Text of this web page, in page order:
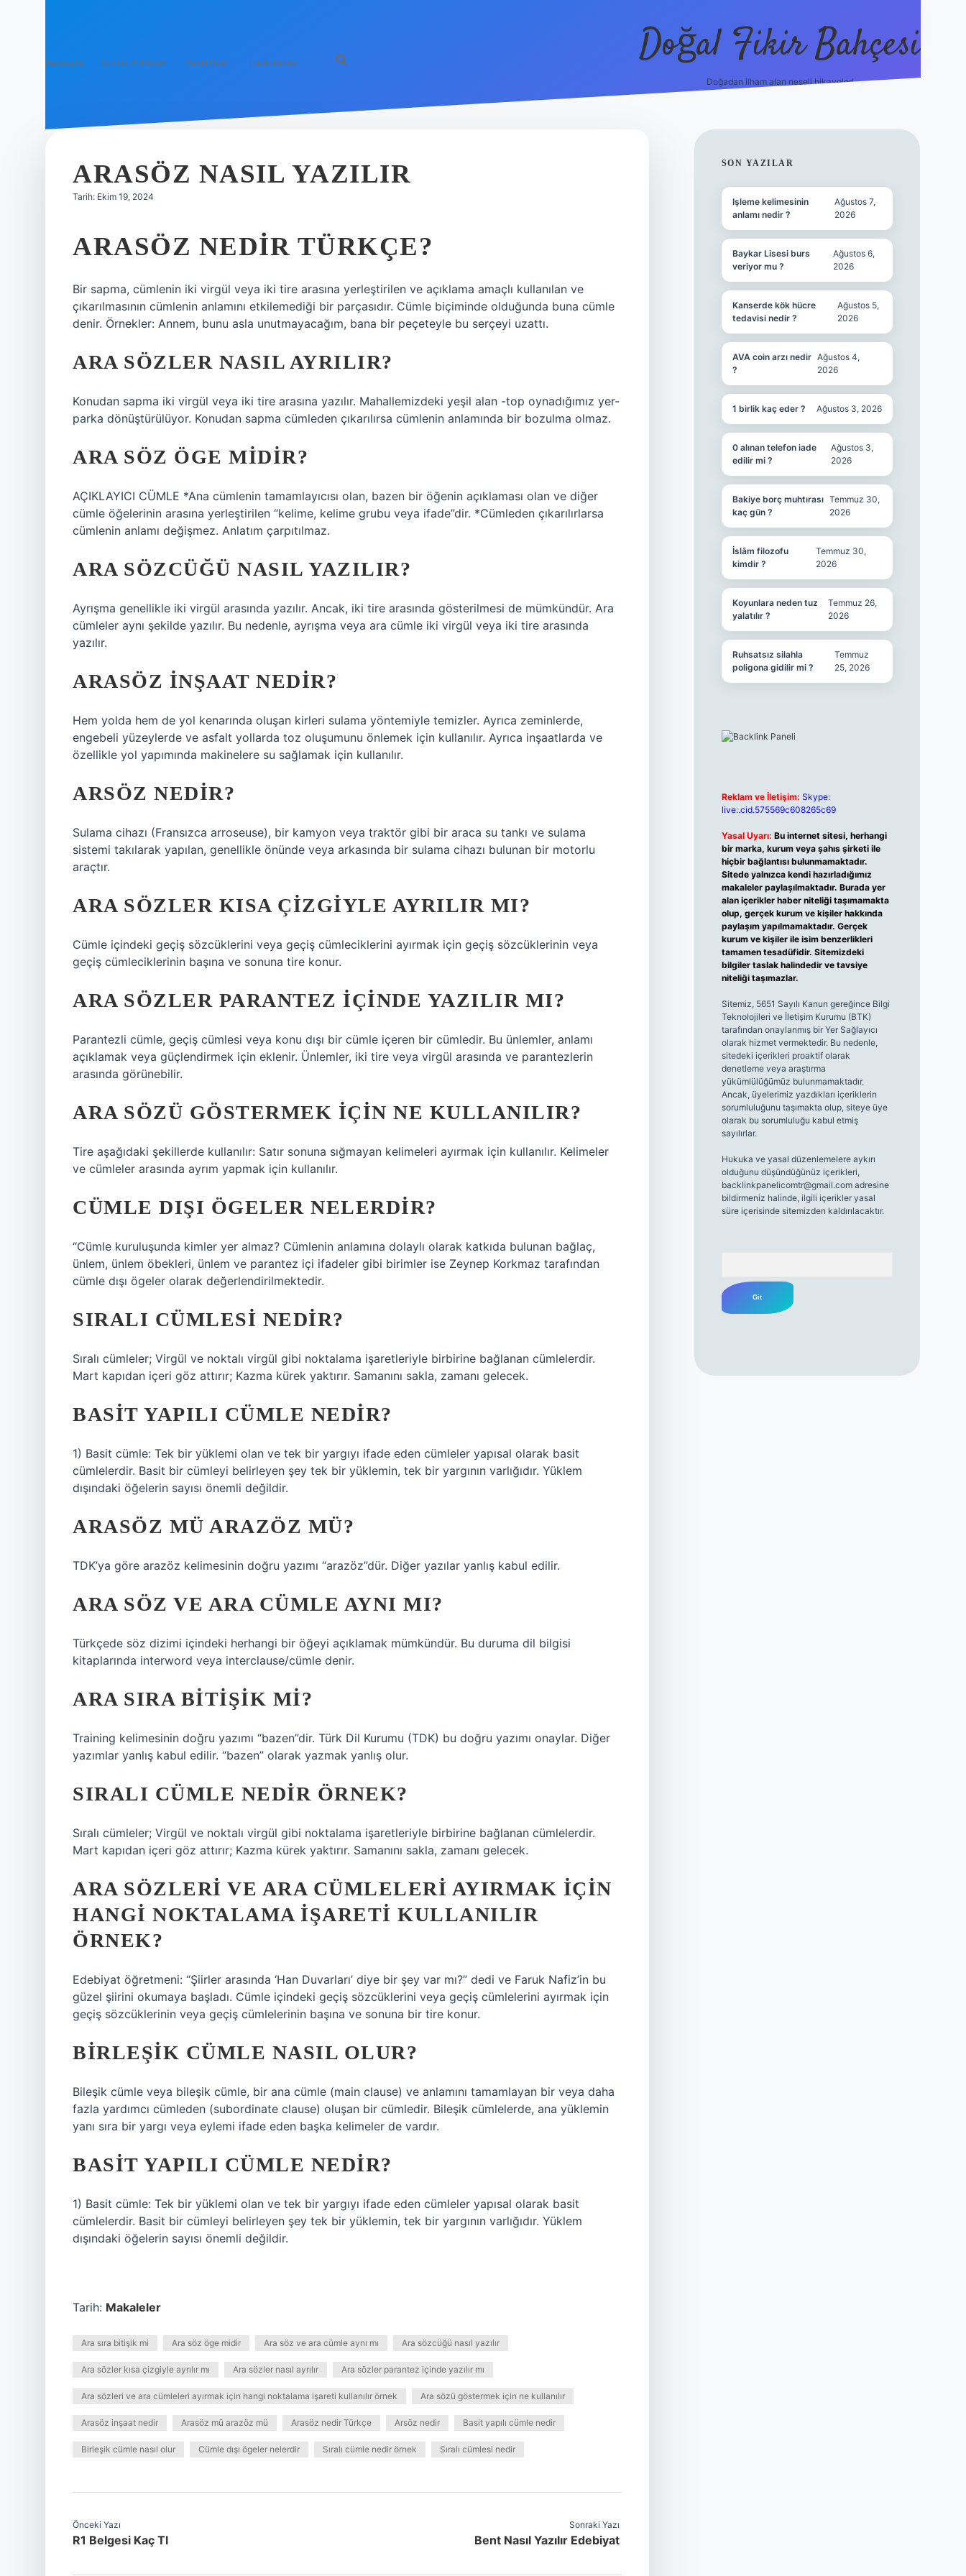
Anasayfa Gizlilik Politikası Yasal Uyarı Hakkımızda Doğal Fikir Bahçesi
Doğadan ilham alan neşeli hikayeler!
ARASÖZ NASIL YAZILIR
Tarih: Ekim 19, 2024
ARASÖZ NEDIR TÜRKÇE?
Bir sapma, cümlenin iki virgül veya iki tire arasına yerleştirilen ve açıklama amaçlı kullanılan ve
çıkarılmasının cümlenin anlamını etkilemediği bir parçasıdır. Cümle biçiminde olduğunda buna cümle
denir. Örnekler: Annem, bunu asla unutmayacağım, bana bir peçeteyle bu serçeyi uzattı.
ARA SÖZLER NASIL AYRILIR?
Konudan sapma iki virgül veya iki tire arasına yazılır. Mahallemizdeki yeşil alan -top oynadığımız yer-
parka dönüştürülüyor. Konudan sapma cümleden çıkarılırsa cümlenin anlamında bir bozulma olmaz.
ARA SÖZ ÖGE MIDIR?
AÇIKLAYICI CÜMLE *Ana cümlenin tamamlayıcısı olan, bazen bir öğenin açıklaması olan ve diğer
cümle öğelerinin arasına yerleştirilen “kelime, kelime grubu veya ifade”dir. *Cümleden çıkarılırlarsa
cümlenin anlamı değişmez. Anlatım çarpıtılmaz.
ARA SÖZCÜĞÜ NASIL YAZILIR?
Ayrışma genellikle iki virgül arasında yazılır. Ancak, iki tire arasında gösterilmesi de mümkündür. Ara
cümleler aynı şekilde yazılır. Bu nedenle, ayrışma veya ara cümle iki virgül veya iki tire arasında
yazılır.
ARASÖZ INŞAAT NEDIR?
Hem yolda hem de yol kenarında oluşan kirleri sulama yöntemiyle temizler. Ayrıca zeminlerde,
engebeli yüzeylerde ve asfalt yollarda toz oluşumunu önlemek için kullanılır. Ayrıca inşaatlarda ve
özellikle yol yapımında makinelere su sağlamak için kullanılır.
ARSÖZ NEDIR?
Sulama cihazı (Fransızca arroseuse), bir kamyon veya traktör gibi bir araca su tankı ve sulama
sistemi takılarak yapılan, genellikle önünde veya arkasında bir sulama cihazı bulunan bir motorlu
araçtır.
ARA SÖZLER KISA ÇIZGIYLE AYRILIR MI?
Cümle içindeki geçiş sözcüklerini veya geçiş cümleciklerini ayırmak için geçiş sözcüklerinin veya
geçiş cümleciklerinin başına ve sonuna tire konur.
ARA SÖZLER PARANTEZ IÇINDE YAZILIR MI?
Parantezli cümle, geçiş cümlesi veya konu dışı bir cümle içeren bir cümledir. Bu ünlemler, anlamı
açıklamak veya güçlendirmek için eklenir. Ünlemler, iki tire veya virgül arasında ve parantezlerin
arasında görünebilir.
ARA SÖZÜ GÖSTERMEK IÇIN NE KULLANILIR?
Tire aşağıdaki şekillerde kullanılır: Satır sonuna sığmayan kelimeleri ayırmak için kullanılır. Kelimeler
ve cümleler arasında ayrım yapmak için kullanılır.
CÜMLE DIŞI ÖGELER NELERDIR?
“Cümle kuruluşunda kimler yer almaz? Cümlenin anlamına dolaylı olarak katkıda bulunan bağlaç,
ünlem, ünlem öbekleri, ünlem ve parantez içi ifadeler gibi birimler ise Zeynep Korkmaz tarafından
cümle dışı ögeler olarak değerlendirilmektedir.
SIRALI CÜMLESI NEDIR?
Sıralı cümleler; Virgül ve noktalı virgül gibi noktalama işaretleriyle birbirine bağlanan cümlelerdir.
Mart kapıdan içeri göz attırır; Kazma kürek yaktırır. Samanını sakla, zamanı gelecek.
BASIT YAPILI CÜMLE NEDIR?
1) Basit cümle: Tek bir yüklemi olan ve tek bir yargıyı ifade eden cümleler yapısal olarak basit
cümlelerdir. Basit bir cümleyi belirleyen şey tek bir yüklemin, tek bir yargının varlığıdır. Yüklem
dışındaki öğelerin sayısı önemli değildir.
ARASÖZ MÜ ARAZÖZ MÜ?
TDK’ya göre arazöz kelimesinin doğru yazımı “arazöz”dür. Diğer yazılar yanlış kabul edilir.
ARA SÖZ VE ARA CÜMLE AYNI MI?
Türkçede söz dizimi içindeki herhangi bir öğeyi açıklamak mümkündür. Bu duruma dil bilgisi
kitaplarında interword veya interclause/cümle denir.
ARA SIRA BITIŞIK MI?
Training kelimesinin doğru yazımı “bazen”dir. Türk Dil Kurumu (TDK) bu doğru yazımı onaylar. Diğer
yazımlar yanlış kabul edilir. “bazen” olarak yazmak yanlış olur.
SIRALI CÜMLE NEDIR ÖRNEK?
Sıralı cümleler; Virgül ve noktalı virgül gibi noktalama işaretleriyle birbirine bağlanan cümlelerdir.
Mart kapıdan içeri göz attırır; Kazma kürek yaktırır. Samanını sakla, zamanı gelecek.
ARA SÖZLERI VE ARA CÜMLELERI AYIRMAK IÇIN
HANGI NOKTALAMA IŞARETI KULLANILIR
ÖRNEK?
Edebiyat öğretmeni: “Şiirler arasında ‘Han Duvarları’ diye bir şey var mı?” dedi ve Faruk Nafiz’in bu
güzel şiirini okumaya başladı. Cümle içindeki geçiş sözcüklerini veya geçiş cümlelerini ayırmak için
geçiş sözcüklerinin veya geçiş cümlelerinin başına ve sonuna bir tire konur.
BIRLEŞIK CÜMLE NASIL OLUR?
Bileşik cümle veya bileşik cümle, bir ana cümle (main clause) ve anlamını tamamlayan bir veya daha
fazla yardımcı cümleden (subordinate clause) oluşan bir cümledir. Bileşik cümlelerde, ana yüklemin
yanı sıra bir yargı veya eylemi ifade eden başka kelimeler de vardır.
BASIT YAPILI CÜMLE NEDIR?
1) Basit cümle: Tek bir yüklemi olan ve tek bir yargıyı ifade eden cümleler yapısal olarak basit
cümlelerdir. Basit bir cümleyi belirleyen şey tek bir yüklemin, tek bir yargının varlığıdır. Yüklem
dışındaki öğelerin sayısı önemli değildir.
Tarih: Makaleler
Ara sıra bitişik mi Ara söz öge midir Ara söz ve ara cümle aynı mı Ara sözcüğü nasıl yazılır
Ara sözler kısa çizgiyle ayrılır mı Ara sözler nasıl ayrılır Ara sözler parantez içinde yazılır mı
Ara sözleri ve ara cümleleri ayırmak için hangi noktalama işareti kullanılır örnek Ara sözü göstermek için ne kullanılır
Arasöz inşaat nedir Arasöz mü arazöz mü Arasöz nedir Türkçe Arsöz nedir Basit yapılı cümle nedir
Birleşik cümle nasıl olur Cümle dışı ögeler nelerdir Sıralı cümle nedir örnek Sıralı cümlesi nedir
Önceki Yazı
R1 Belgesi Kaç Tl
Sonraki Yazı
Bent Nasıl Yazılır Edebiyat
SIDEBAR
SON YAZILAR
Işleme kelimesinin
anlamı nedir ?
Ağustos 7,
2026
Baykar Lisesi burs
veriyor mu ?
Ağustos 6,
2026
Kanserde kök hücre
tedavisi nedir ?
Ağustos 5,
2026
AVA coin arzı nedir
?
Ağustos 4,
2026
1 birlik kaç eder ? Ağustos 3, 2026
0 alınan telefon iade
edilir mi ?
Ağustos 3,
2026
Bakiye borç muhtırası
kaç gün ?
Temmuz 30,
2026
İslâm filozofu
kimdir ?
Temmuz 30,
2026
Koyunlara neden tuz
yalatılır ?
Temmuz 26,
2026
Ruhsatsız silahla
poligona gidilir mi ?
Temmuz
25, 2026
Reklam ve İletişim: Skype:
live:.cid.575569c608265c69
Yasal Uyarı: Bu internet sitesi, herhangi
bir marka, kurum veya şahıs şirketi ile
hiçbir bağlantısı bulunmamaktadır.
Sitede yalnızca kendi hazırladığımız
makaleler paylaşılmaktadır. Burada yer
alan içerikler haber niteliği taşımamakta
olup, gerçek kurum ve kişiler hakkında
paylaşım yapılmamaktadır. Gerçek
kurum ve kişiler ile isim benzerlikleri
tamamen tesadüfidir. Sitemizdeki
bilgiler taslak halindedir ve tavsiye
niteliği taşımazlar.
Sitemiz, 5651 Sayılı Kanun gereğince Bilgi
Teknolojileri ve İletişim Kurumu (BTK)
tarafından onaylanmış bir Yer Sağlayıcı
olarak hizmet vermektedir. Bu nedenle,
sitedeki içerikleri proaktif olarak
denetleme veya araştırma
yükümlülüğümüz bulunmamaktadır.
Ancak, üyelerimiz yazdıkları içeriklerin
sorumluluğunu taşımakta olup, siteye üye
olarak bu sorumluluğu kabul etmiş
sayılırlar.
Hukuka ve yasal düzenlemelere aykırı
olduğunu düşündüğünüz içerikleri,
backlinkpanelicomtr@gmail.comadresine
bildirmeniz halinde, ilgili içerikler yasal
süre içerisinde sitemizden kaldırılacaktır.
grandoperabet